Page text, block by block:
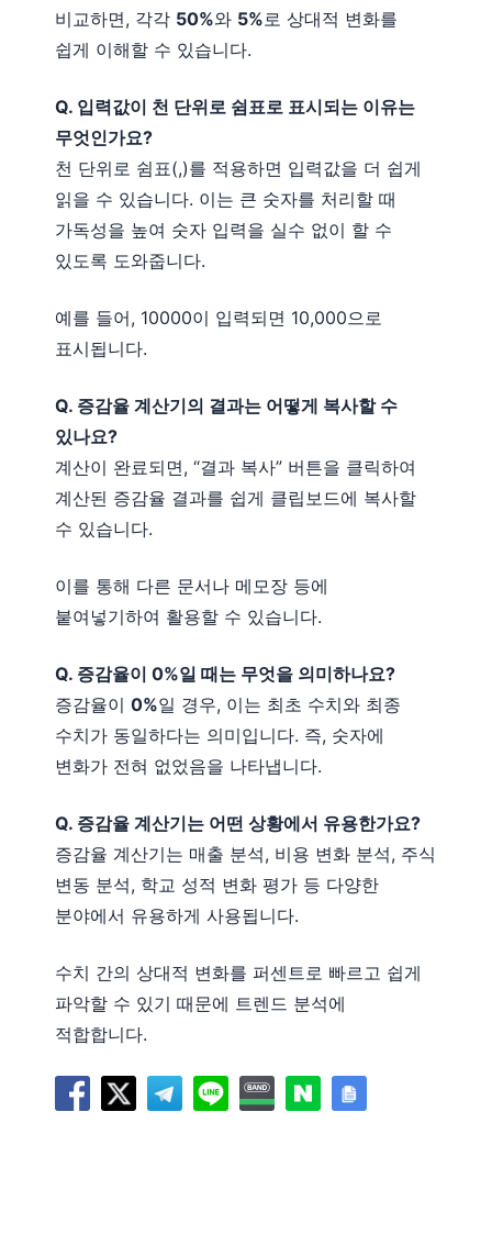
비교하면, 각각 50%와 5% 로 상대적 변화를
쉽게 이해할 수 있습니다.
Q. 입력값이 천 단위로 쉼표로 표시되는 이유는
무엇인가요?
천 단위로 쉼표(,)를 적용하면 입력값을 더 쉽게
읽을 수 있습니다. 이는 큰 숫자를 처리할 때
가독성을 높여 숫자 입력을 실수 없이 할 수
있도록 도와줍니다.
예를 들어, 10000이 입력되면 10,000으로
표시됩니다.
Q. 증감율 계산기의 결과는 어떻게 복사할 수
있나요?
계산이 완료되면, “결과 복사” 버튼을 클릭하여
계산된 증감율 결과를 쉽게 클립보드에 복사할
수 있습니다.
이를 통해 다른 문서나 메모장 등에
붙여넣기하여 활용할 수 있습니다.
Q. 증감율이 0%일 때는 무엇을 의미하나요?
증감율이 0%일 경우, 이는 최초 수치와 최종
수치가 동일하다는 의미입니다. 즉, 숫자에
변화가 전혀 없었음을 나타냅니다.
Q. 증감율 계산기는 어떤 상황에서 유용한가요?
증감율 계산기는 매출 분석, 비용 변화 분석, 주식
변동 분석, 학교 성적 변화 평가 등 다양한
분야에서 유용하게 사용됩니다.
수치 간의 상대적 변화를 퍼센트로 빠르고 쉽게
파악할 수 있기 때문에 트렌드 분석에
적합합니다.